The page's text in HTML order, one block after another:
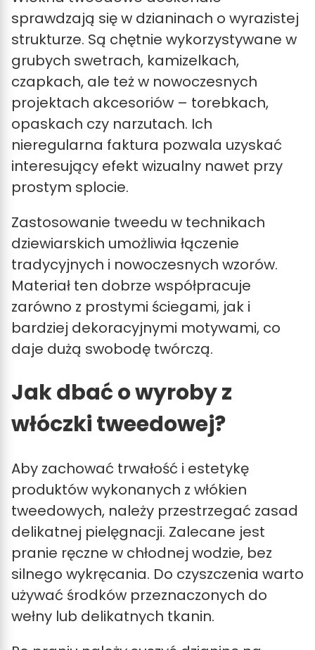
sprawdzają się w dzianinach o wyrazistej
strukturze. Są chętnie wykorzystywane w
grubych swetrach, kamizelkach,
czapkach, ale też w nowoczesnych
projektach akcesoriów – torebkach,
opaskach czy narzutach. Ich
nieregularna faktura pozwala uzyskać
interesujący efekt wizualny nawet przy
prostym splocie.
Zastosowanie tweedu w technikach
dziewiarskich umożliwia łączenie
tradycyjnych i nowoczesnych wzorów.
Materiał ten dobrze współpracuje
zarówno z prostymi ściegami, jak i
bardziej dekoracyjnymi motywami, co
daje dużą swobodę twórczą.
Jak dbać o wyroby z
włóczki tweedowej?
Aby zachować trwałość i estetykę
produktów wykonanych z włókien
tweedowych, należy przestrzegać zasad
delikatnej pielęgnacji. Zalecane jest
pranie ręczne w chłodnej wodzie, bez
silnego wykręcania. Do czyszczenia warto
używać środków przeznaczonych do
wełny lub delikatnych tkanin.